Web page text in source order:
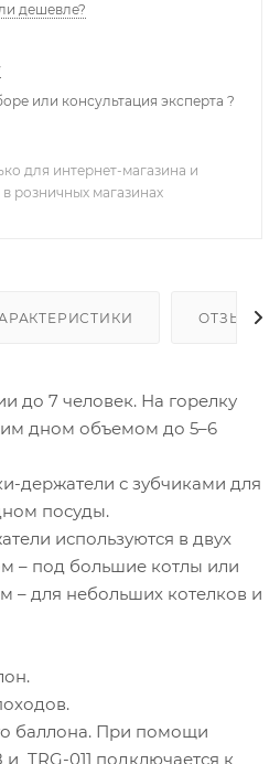
дешевле?
или консультация эксперта ?
для интернет-магазина и
розничных магазинах
ОТЗЫВЫ
до 7 человек. На горелку
дном объемом до 5–6
держатели с зубчиками для
посуды.
используются в двух
– под большие котлы или
– для небольших котелков и
баллона. При помощи
TRG-011 подключается к